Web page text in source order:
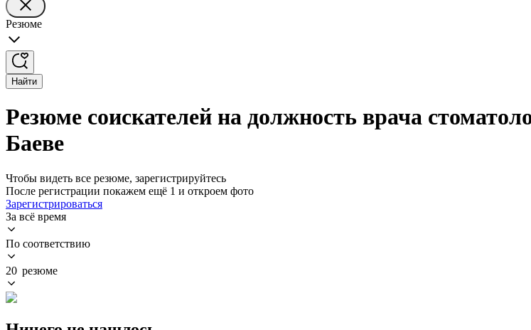
Резюме
Найти
Резюме соискателей на должность врача
Баеве
Чтобы видеть все резюме, зарегистрируйтесь
После регистрации покажем ещё 1 и откроем фото
Зарегистрироваться
За всё время
По соответствию
20 резюме